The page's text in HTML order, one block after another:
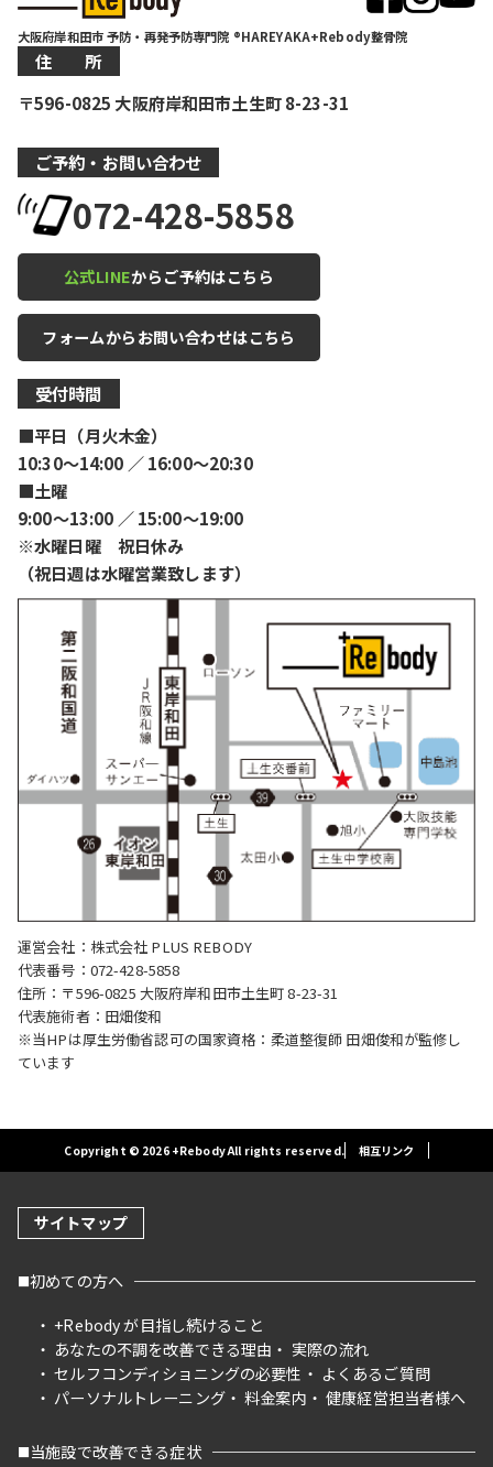
大阪府岸和田市 予防・再発予防専門院 ®HAREYAKA+Rebody整骨院
住 所
〒596-0825 大阪府岸和田市土生町 8-23-31
ご予約・お問い合わせ
072-428-5858
公式LINEからご予約はこちら
フォームからお問い合わせはこちら
受付時間
■平日（月火木金）
10:30〜14:00 ／ 16:00〜20:30
■土曜
9:00〜13:00 ／ 15:00〜19:00
※水曜日曜 祝日休み
（祝日週は水曜営業致します）
運営会社：株式会社 PLUS REBODY
代表番号：072-428-5858
住所：〒596-0825 大阪府岸和田市土生町 8-23-31
代表施術者：田畑俊和
※当HPは厚生労働省認可の国家資格：柔道整復師 田畑俊和が監修し
ています
Copyright © 2026 +Rebody All rights reserved. 相互リンク
サイトマップ
初めての方へ
+Rebody が目指し続けること
あなたの不調を改善できる理由
実際の流れ
セルフコンディショニングの必要性
よくあるご質問
パーソナルトレーニング
料金案内 健康経営担当者様へ
当施設で改善できる症状